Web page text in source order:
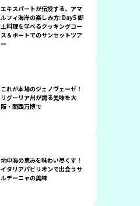
エキスパートが伝授する、アマ
ルフィ海岸の楽しみ方: Day5 郷
土料理を学べるクッキングコー
ス＆ボートでのサンセットツア
ー
これが本場のジェノヴェーゼ！
リグーリア州が誇る美味を大
阪・関西万博で
地中海の恵みを味わい尽くす！
イタリアパビリオンで出会うサ
ルデーニャの美味